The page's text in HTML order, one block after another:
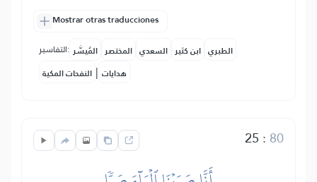
Mostrar otras traducciones
التفاسير: المُيسَّر المختصر السعدي ابن كثير الطبري
النفحات المكية | هدايات
25 : 80